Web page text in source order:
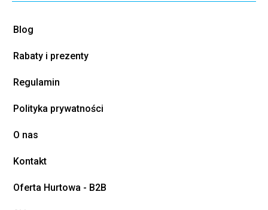
Blog
Rabaty i prezenty
Regulamin
Polityka prywatności
O nas
Kontakt
Oferta Hurtowa - B2B